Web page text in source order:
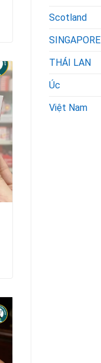
Scotland
SINGAPORE
THÁI LAN
Úc
Việt Nam